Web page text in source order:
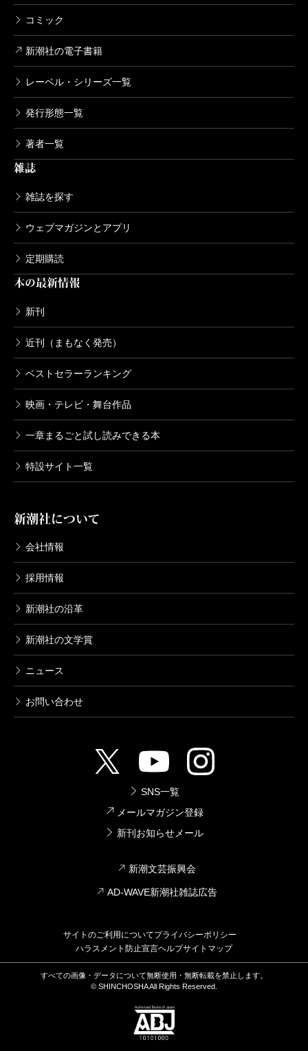
コミック
新潮社の電子書籍
レーベル・シリーズ一覧
発行形態一覧
著者一覧
雑誌
雑誌を探す
ウェブマガジンとアプリ
定期購読
本の最新情報
新刊
近刊（まもなく発売）
ベストセラーランキング
映画・テレビ・舞台作品
一章まるごと試し読みできる本
特設サイト一覧
新潮社について
会社情報
採用情報
新潮社の沿革
新潮社の文学賞
ニュース
お問い合わせ
SNS一覧
メールマガジン登録
新刊お知らせメール
新潮文芸振興会
AD-WAVE新潮社雑誌広告
サイトのご利用についてプライバシーポリシー
ハラスメント防止宣言ヘルプサイトマップ
すべての画像・データについて無断使用・無断転載を禁止します。
© SHINCHOSHA All Rights Reserved.